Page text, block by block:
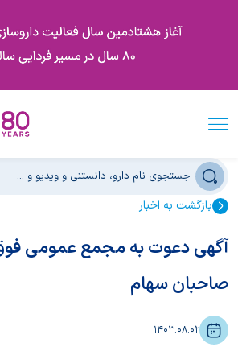
بازگشت به اخبار
آگهی دعوت به مجمع عمومی فوق
صاحبان سهام
1403.08.02